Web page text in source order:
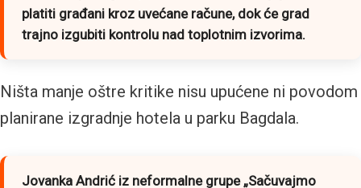
platiti građani kroz uvećane račune, dok će grad
trajno izgubiti kontrolu nad toplotnim izvorima.
Ništa manje oštre kritike nisu upućene ni povodom
planirane izgradnje hotela u parku Bagdala.
Jovanka Andrić iz neformalne grupe „Sačuvajmo